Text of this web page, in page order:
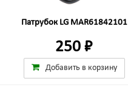
Патрубок LG MAR61842101
250 ₽
Добавить в корзину